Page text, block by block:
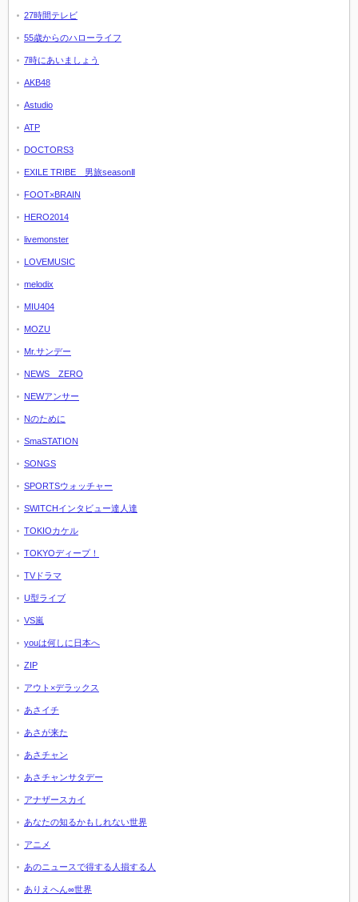
27時間テレビ
55歳からのハローライフ
7時にあいましょう
AKB48
Astudio
ATP
DOCTORS3
EXILE TRIBE 男旅seasonⅡ
FOOT×BRAIN
HERO2014
livemonster
LOVEMUSIC
melodix
MIU404
MOZU
Mr.サンデー
NEWS ZERO
NEWアンサー
Nのために
SmaSTATION
SONGS
SPORTSウォッチャー
SWITCHインタビュー達人達
TOKIOカケル
TOKYOディープ！
TVドラマ
U型ライブ
VS嵐
youは何しに日本へ
ZIP
アウト×デラックス
あさイチ
あさが来た
あさチャン
あさチャンサタデー
アナザースカイ
あなたの知るかもしれない世界
アニメ
あのニュースで得する人損する人
ありえへん∞世界